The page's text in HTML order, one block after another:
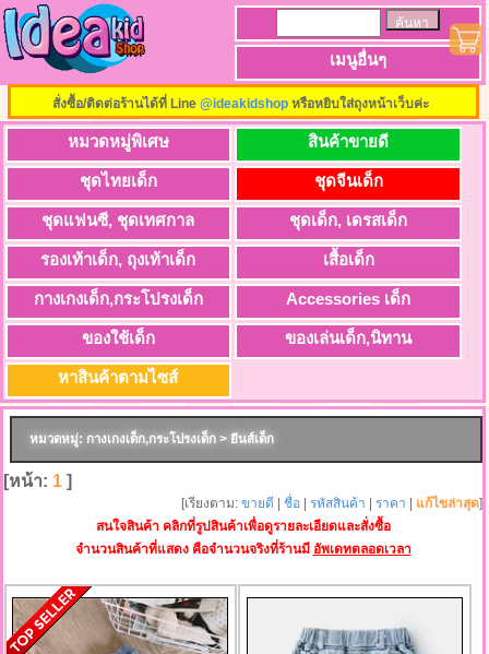
เมนูอื่นๆ
สั่งซื้อ/ติดต่อร้านได้ที่ Line @ideakidshopหรือหยิบใส่ถุงหน้าเว็บค่ะ
หมวดหมู่พิเศษ สินค้าขายดี
ชุดไทยเด็ก ชุดจีนเด็ก
ชุดแฟนซี, ชุดเทศกาล ชุดเด็ก, เดรสเด็ก
รองเท้าเด็ก, ถุงเท้าเด็ก เสื้อเด็ก
กางเกงเด็ก,กระโปรงเด็ก Accessories เด็ก
ของใช้เด็ก ของเล่นเด็ก,นิทาน
หาสินค้าตามไซส์
หมวดหมู่: กางเกงเด็ก,กระโปรงเด็ก > ยีนส์เด็ก
[หน้า: 1 ]
[เรียงตาม:ขายดี |ชื่อ รหัสสินค้า ราคา แก้ไขล่าสุด]
สนใจสินค้า คลิกที่รูปสินค้าเพื่อดูรายละเอียดและสั่งซื้อ
จำนวนสินค้าที่แสดง คือจำนวนจริงที่ร้านมี อัพเดทตลอดเวลา